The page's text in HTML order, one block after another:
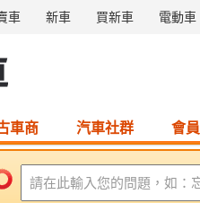
車 新車 買新車 電動車
車商 汽車社群 會
請在此輸入您的問題，如：